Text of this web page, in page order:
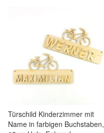
Türschild Kinderzimmer mit
Name in farbigen Buchstaben,